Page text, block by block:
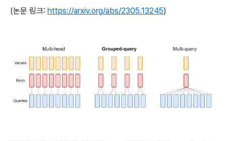
(논문 링크: https://arxiv.org/abs/2305.13245)